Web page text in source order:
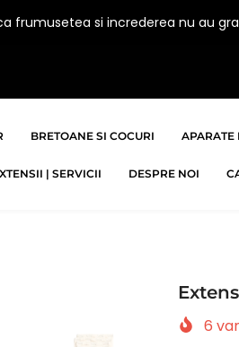
ca frumusetea si increderea nu au
BRETOANE SI COCURI APARATE
| SERVICII DESPRE NOI
6